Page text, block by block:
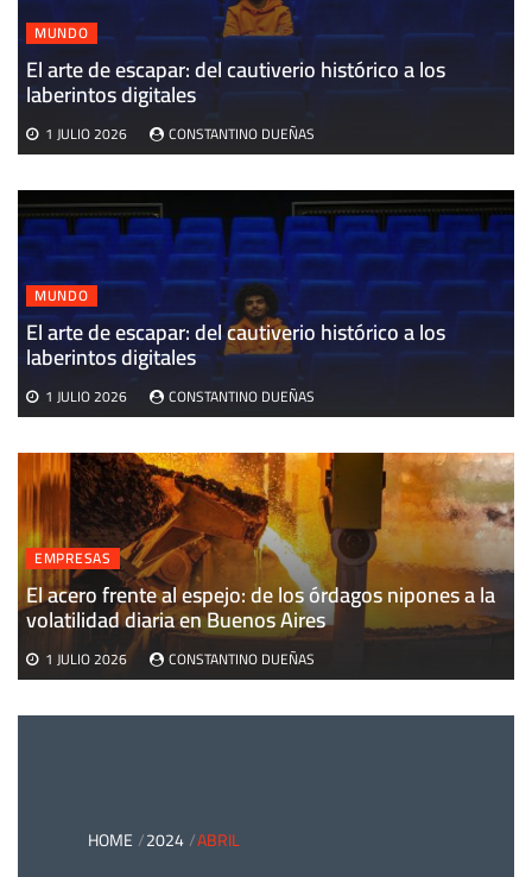
MUNDO
El arte de escapar: del cautiverio histórico a los
laberintos digitales
1 JULIO 2026 CONSTANTINO DUEÑAS
EMPRESAS
El acero frente al espejo: de los órdagos nipones a la
volatilidad diaria en Buenos Aires
1 JULIO 2026 CONSTANTINO DUEÑAS
MUNDO
El arte de escapar: del cautiverio histórico a los
laberintos digitales
1 JULIO 2026 CONSTANTINO DUEÑAS
HOME 2024 ABRIL